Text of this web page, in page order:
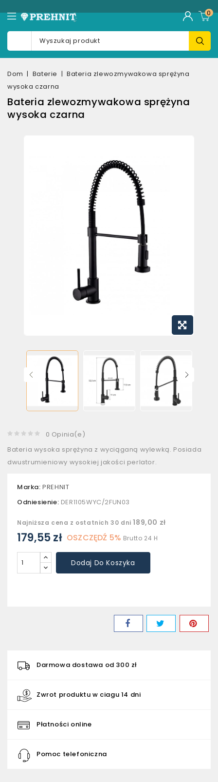
0
Dom Baterie
Bateria zlewozmywakowa sprężyna
wysoka czarna
Bateria zlewozmywakowa sprężyna
wysoka czarna
0 Opinia(e)
Bateria wysoka sprężyna z wyciąganą wylewką. Posiada
dwustrumieniowy wysokiej jakości perlator.
Marka: PREHNIT
Odniesienie: DER1105WYC/2FUN03
Najniższa cena z ostatnich 30 dni189,00 zł
179,55 zł OSZCZĘDŹ 5% Brutto 24 H
Dodaj Do Koszyka
Darmowa dostawa od 300 zł
Zwrot produktu w ciagu 14 dni
Płatności online
Pomoc telefoniczna